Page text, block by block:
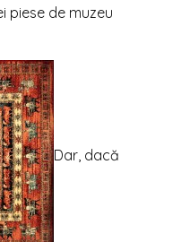
piese de muzeu
Dar, dacă